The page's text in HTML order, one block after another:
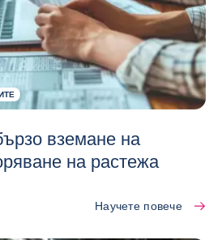
вземане на
на растежа
Научете повече